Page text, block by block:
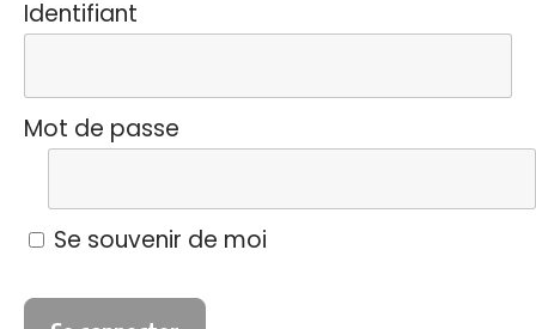
Identifiant
Mot de passe
Se souvenir de moi